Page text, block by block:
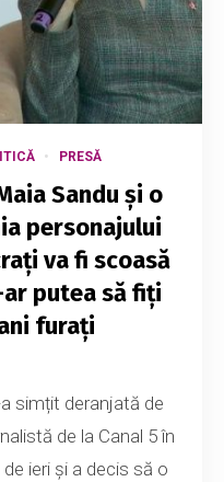
PRESĂ
Sandu și o
personajului
va fi scoasă
putea să fiți
furați
simțit deranjată de
de la Canal 5 în
ieri și a decis să o